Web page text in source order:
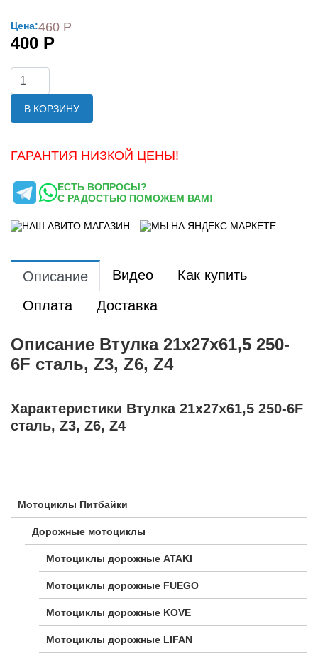
Мотоциклы Питбайки
Дорожные мотоциклы
Мотоциклы дорожные ATAKI
Мотоциклы дорожные FUEGO
Мотоциклы дорожные KOVE
Мотоциклы дорожные LIFAN
Цена:460 Р
400 Р
В КОРЗИНУ
ГАРАНТИЯ НИЗКОЙ ЦЕНЫ!
ЕСТЬ ВОПРОСЫ?
С РАДОСТЬЮ ПОМОЖЕМ ВАМ!
Описание Видео
Как купить
Оплата
Доставка
Описание Втулка 21x27x61,5 250-
6F сталь, Z3, Z6, Z4
Характеристики Втулка 21x27x61,5 250-6F
сталь, Z3, Z6, Z4